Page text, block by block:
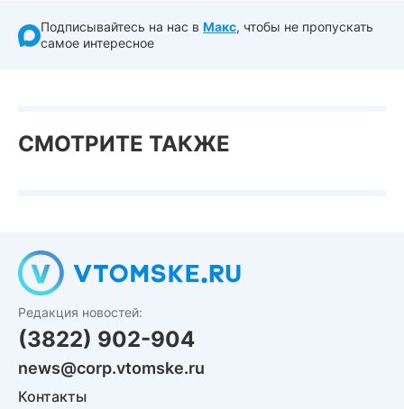
Подписывайтесь на нас в Макс, чтобы не пропускать
самое интересное
СМОТРИТЕ ТАКЖЕ
Редакция новостей:
(3822) 902-904
news@corp.vtomske.ru
Контакты